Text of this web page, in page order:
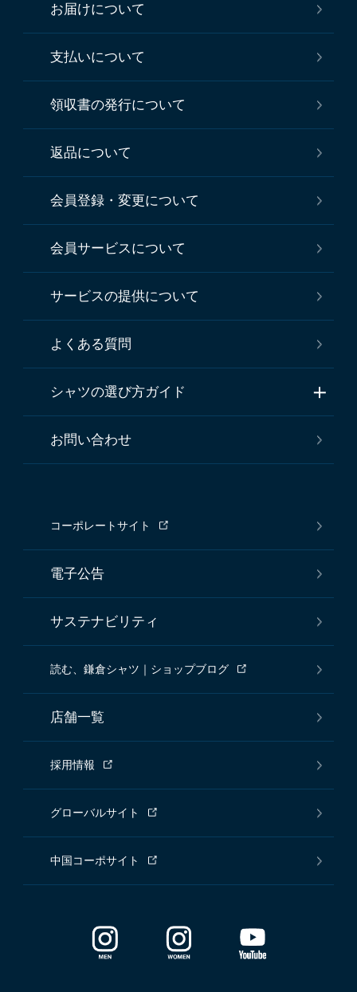
お届けについて
支払いについて
領収書の発行について
返品について
会員登録・変更について
会員サービスについて
サービスの提供について
よくある質問
シャツの選び方ガイド
お問い合わせ
コーポレートサイト
電子公告
サステナビリティ
読む、鎌倉シャツ｜ショップブログ
店舗一覧
採用情報
グローバルサイト
中国コーポサイト